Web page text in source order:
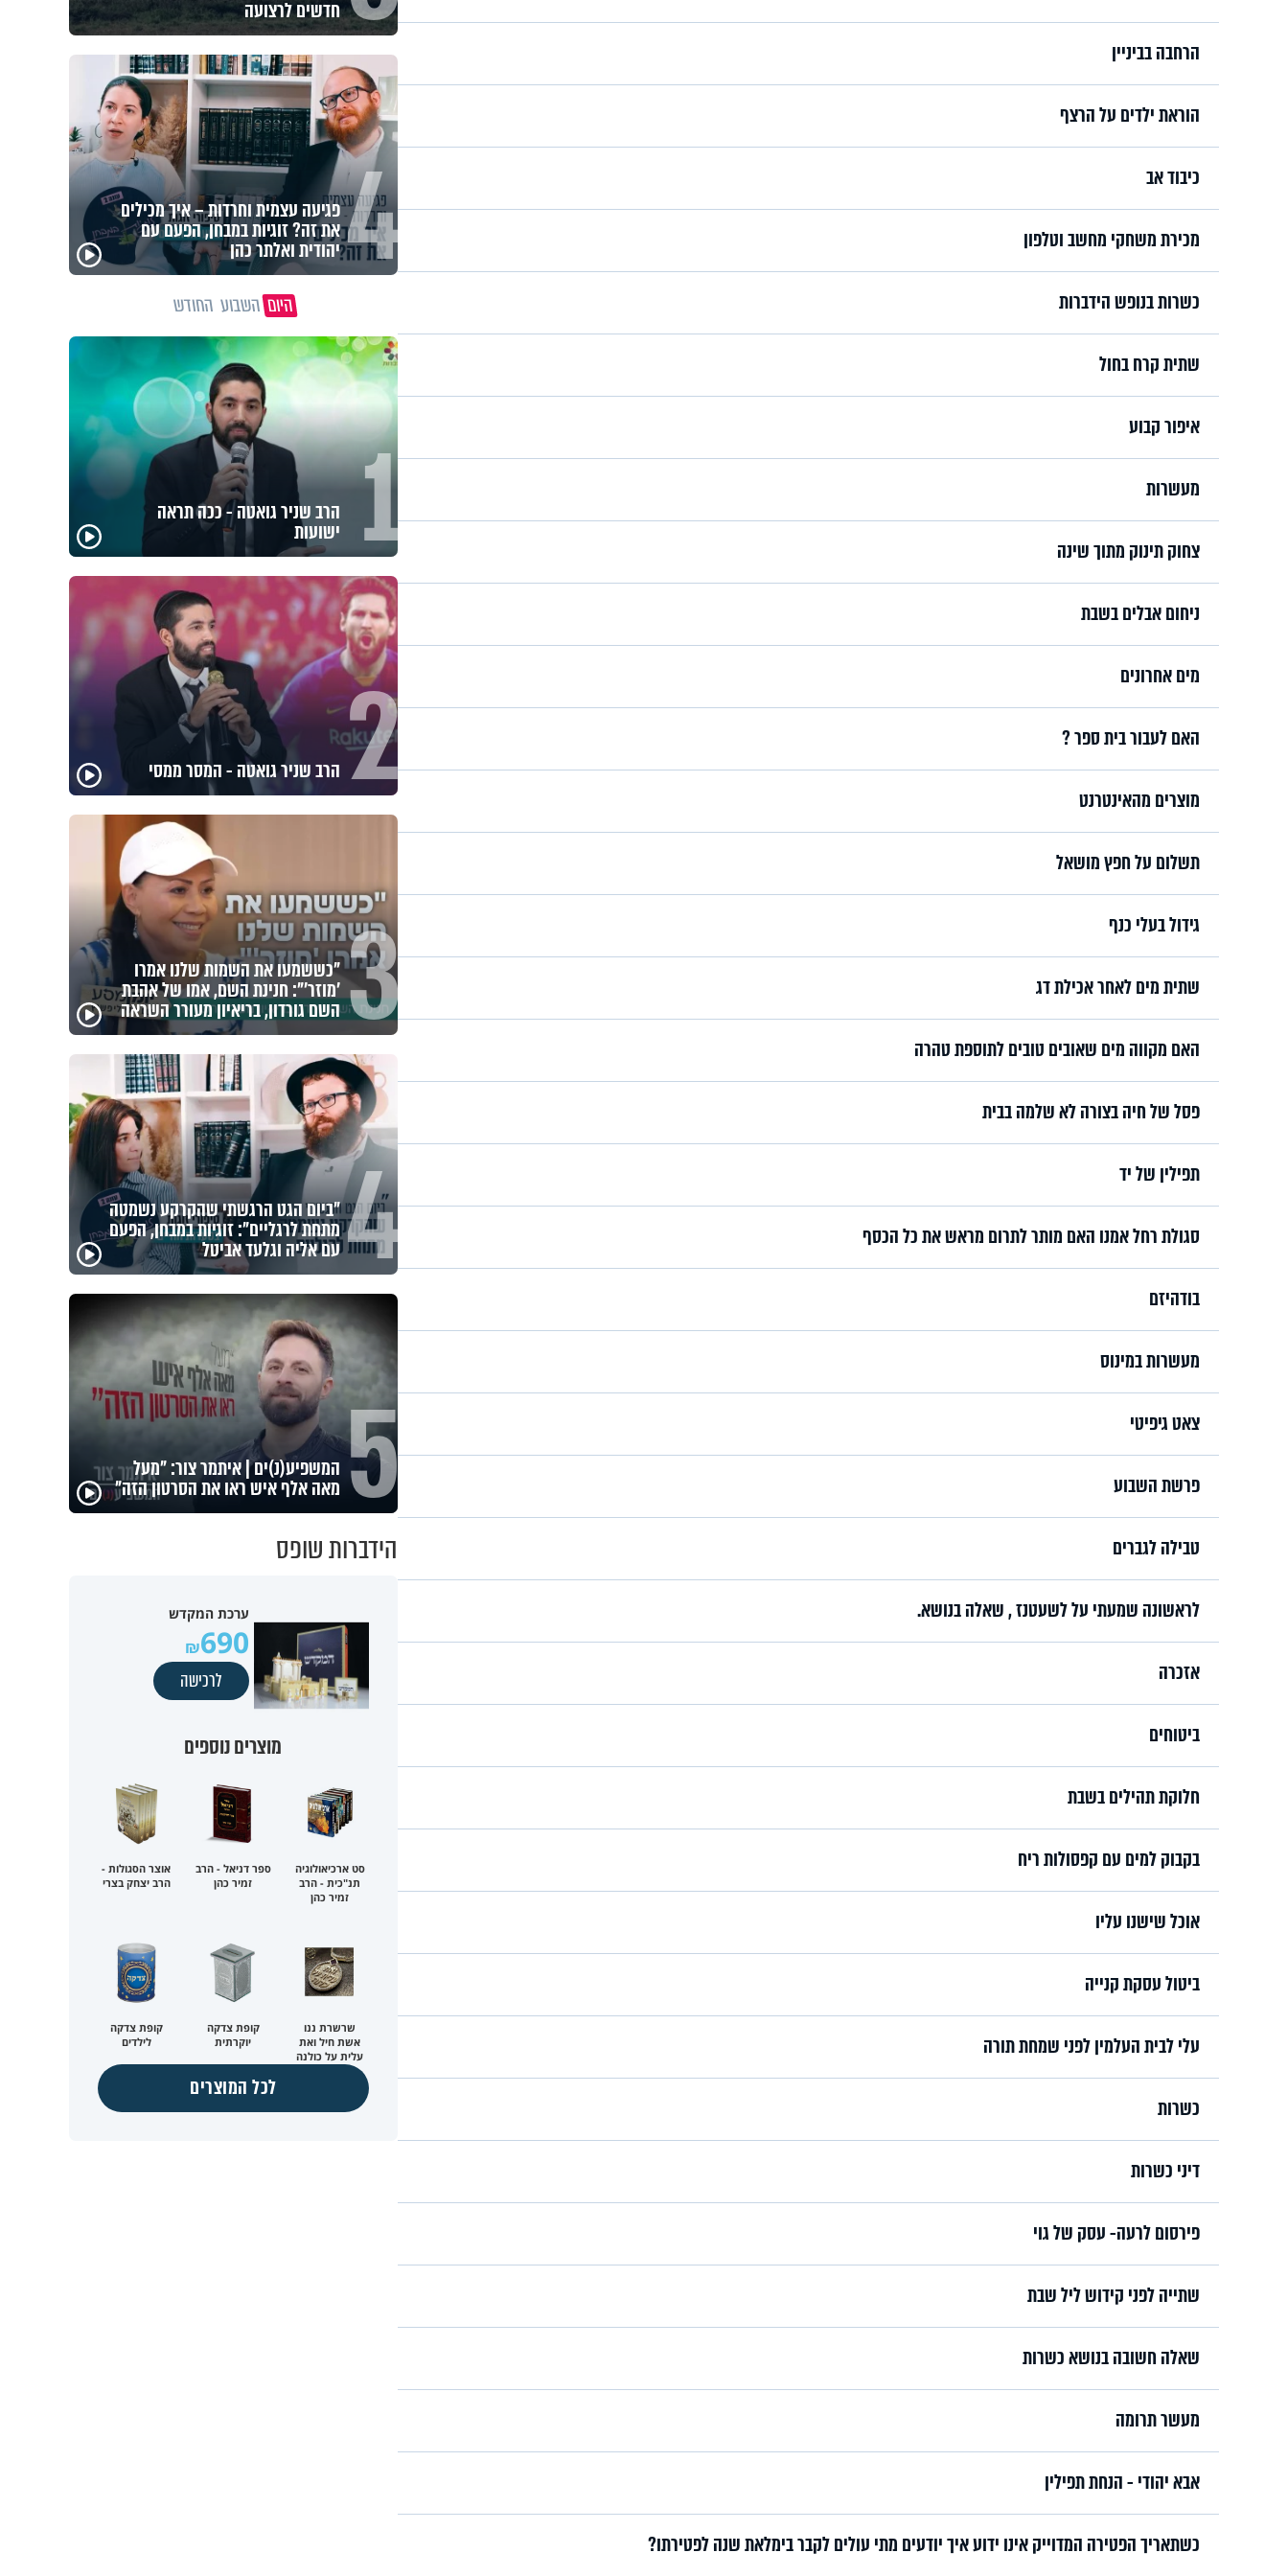
הרחבה בביניין
הוראת ילדים על הרצף
כיבוד אב
מכירת משחקי מחשב וטלפון
כשרות בנופש הידברות
שתית קרח בחול
איפור קבוע
מעשרות
צחוק תינוק מתוך שינה
ניחום אבלים בשבת
מים אחרונים
האם לעבור בית ספר ?
מוצרים מהאינטרנט
תשלום על חפץ מושאל
גידול בעלי כנף
שתית מים לאחר אכילת דג
האם מקווה מים שאובים טובים לתוספת טהרה
פסל של חיה בצורה לא שלמה בבית
תפילין של יד
סגולת רחל אמנו האם מותר לתרום מראש את כל הכסף
בודהיזם
מעשרות במינוס
צאט גיפיטי
פרשת השבוע
טבילה לגברים
לראשונה שמעתי על לשעטנז , שאלה בנושא.
אזכרה
ביטוחים
חלוקת תהילים בשבת
בקבוק למים עם קפסולות ריח
אוכל שישנו עליו
ביטול עסקת קנייה
עלי לבית העלמין לפני שמחת תורה
כשרות
דיני כשרות
פירסום לרעה- עסק של גוי
שתייה לפני קידוש ליל שבת
שאלה חשובה בנושא כשרות
מעשר תרומה
אבא יהודי - הנחת תפילין
כשתאריך הפטירה המדוייק אינו ידוע איך יודעים מתי עולים לקבר בימלאת שנה לפטירתו?
העולמי מגיע לתל אביב
4 מה הסיכוי להתחתן בגיל 37? הפעולה
שסיימה עשור של אכזבות והובילה
לחופה
היוםהשבוע החודש
1 "שאלתי את אמא שלי 'אני
יהודייה?'": קטרין נמני על מסע
ההתחזקות המרגש
2 פגיעה עצמית וחרדות – איך מכילים
את זה? זוגיות במבחן, הפעם עם
יהודית ואלתר כהן
3 ערוץ הידברות לצפייה ישירה - שידור
חי
4 "ניסו לחטוף אותי פעמיים": מוטי
כהנא בריאיון נוקב
5 קוד פתוח | דניאל ברגר: "ה-7
באוקטובר גרם לי לחפש תשובות"
הידברות שופס
ערכת המקדש
690
לרכישה
מוצרים נוספים
סט ארכיאולוגיה
תנ"כית - הרב
זמיר כהן
ספר דניאל - הרב
זמיר כהן
אוצר הסגולות -
הרב יצחק בצרי
שרשרת ננו
אשת חיל ואת
עלית על כולנה
קופת צדקה
יוקרתית
קופת צדקה
לילדים
לכל המוצרים